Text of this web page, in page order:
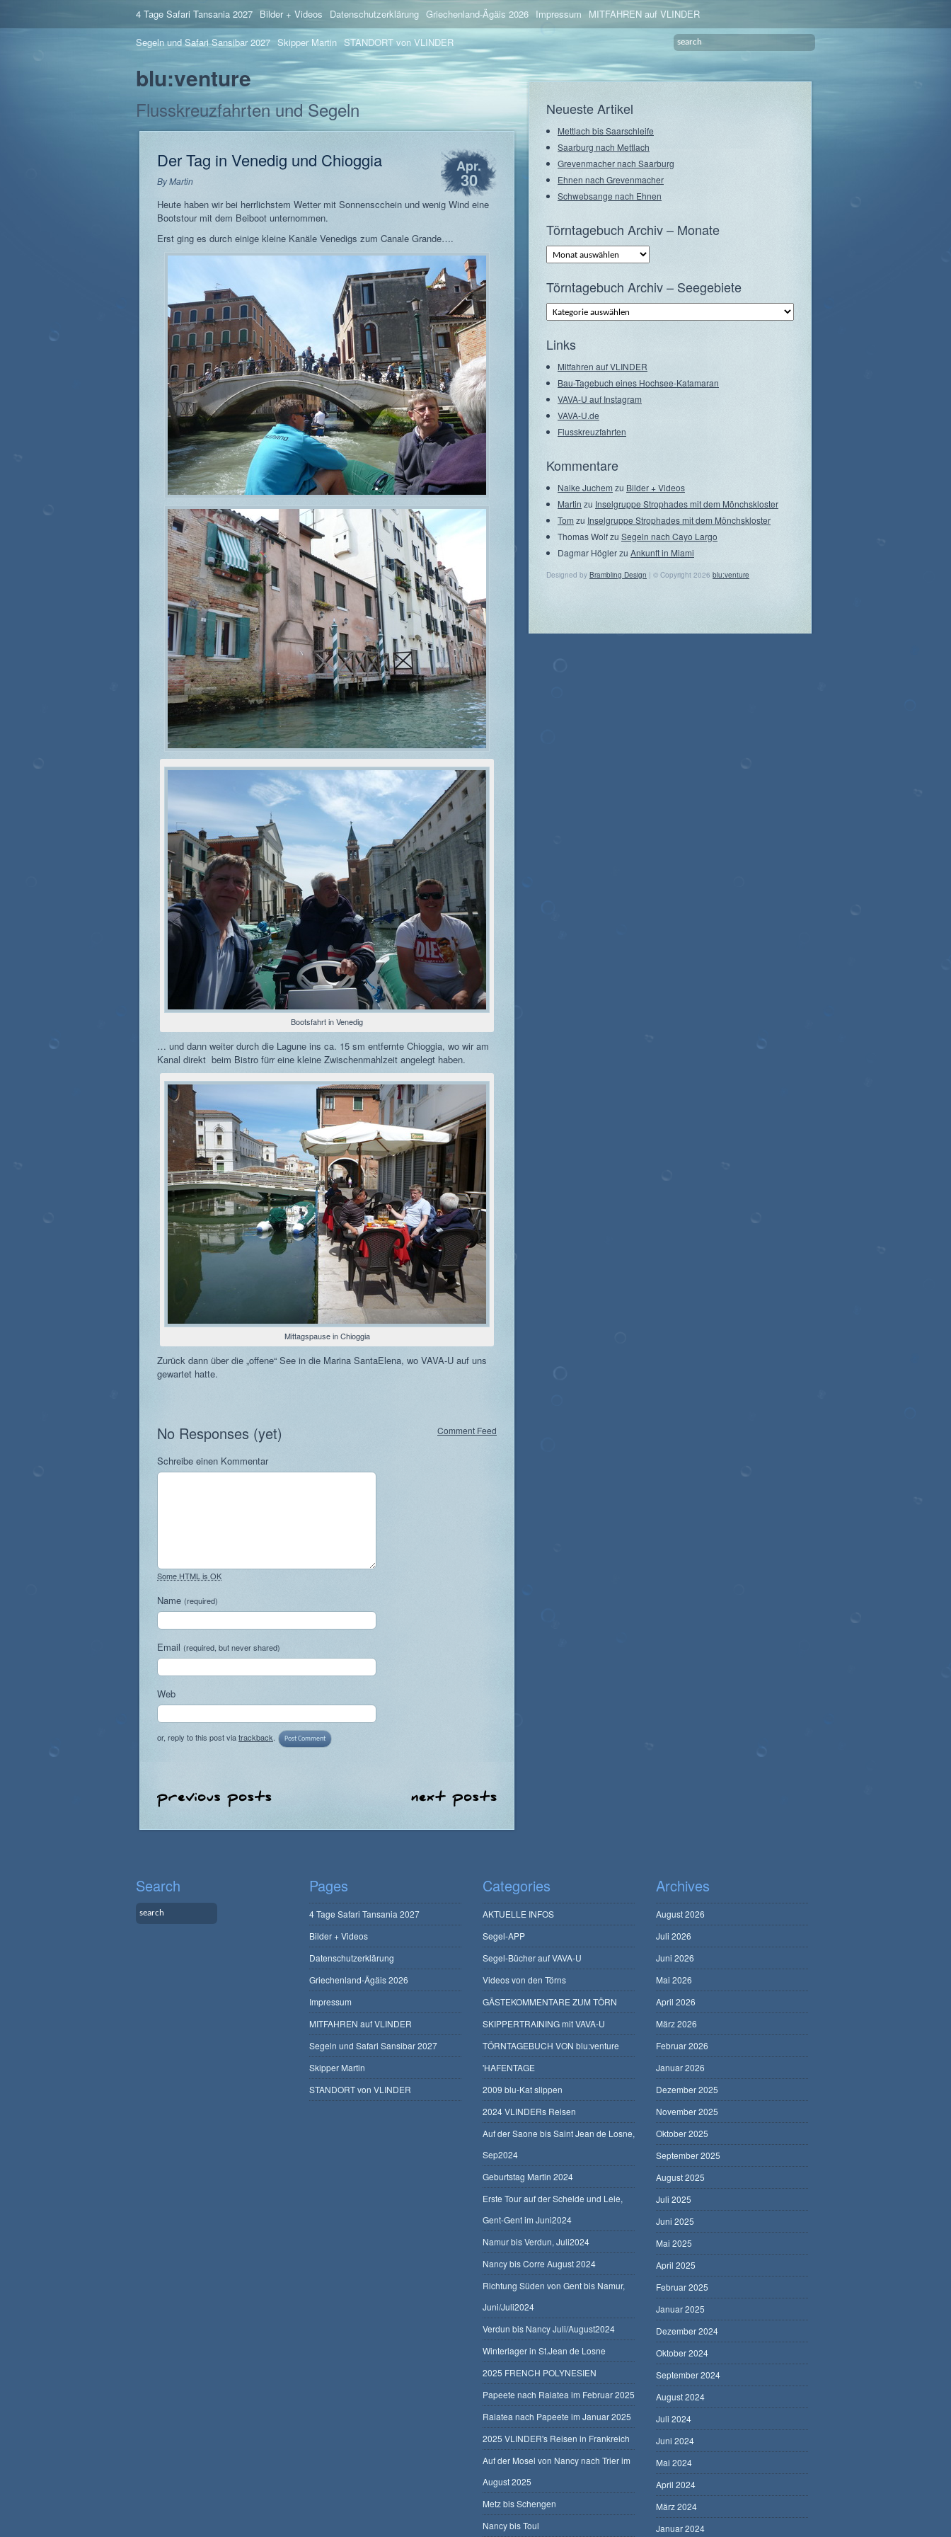
4 Tage Safari Tansania 2027 Bilder + Videos Datenschutzerklärung Griechenland-Ägäis 2026 Impressum MITFAHREN auf VLINDER
Segeln und Safari Sansibar 2027 Skipper Martin STANDORT von VLINDER
blu:venture
Flusskreuzfahrten und Segeln
Der Tag in Venedig und Chioggia
ByMartin
Apr.
30
Heute haben wir bei herrlichstem Wetter mit Sonnenscchein und wenig Wind eine
Bootstour mit dem Beiboot unternommen.
Erst ging es durch einige kleine Kanäle Venedigs zum Canale Grande….
Bootsfahrt in Venedig
… und dann weiter durch die Lagune ins ca. 15 sm entfernte Chioggia, wo wir am
Kanal direkt beim Bistro fürr eine kleine Zwischenmahlzeit angelegt haben.
Mittagspause in Chioggia
Zurück dann über die „offene“ See in die Marina SantaElena, wo VAVA-U auf uns
gewartet hatte.
Comment Feed
No Responses (yet)
Schreibe einen Kommentar
Some HTML is OK
Name (required)
Email (required, but never shared)
Web
or, reply to this post viatrackback.
Neueste Artikel
Mettlach bis Saarschleife
Saarburg nach Mettlach
Grevenmacher nach Saarburg
Ehnen nach Grevenmacher
Schwebsange nach Ehnen
Törntagebuch Archiv – Monate
Törntagebuch
Archiv
–
Törntagebuch Archiv – Seegebiete
Törntagebuch
Archiv
–
Links
Mitfahren auf VLINDER
Bau-Tagebuch eines Hochsee-Katamaran
VAVA-U auf Instagram
VAVA-U.de
Flusskreuzfahrten
Kommentare
Naike Juchemzu Bilder + Videos
Martin zu Inselgruppe Strophades mit dem Mönchskloster
Tom zu Inselgruppe Strophades mit dem Mönchskloster
Thomas Wolfzu Segeln nach Cayo Largo
Dagmar Höglerzu Ankunft in Miami
Designed by Brambling Design | © Copyright 2026 blu:venture
Search Pages
4 Tage Safari Tansania 2027
Bilder + Videos
Datenschutzerklärung
Griechenland-Ägäis 2026
Impressum
MITFAHREN auf VLINDER
Segeln und Safari Sansibar 2027
Skipper Martin
STANDORT von VLINDER
Categories
AKTUELLE INFOS
Segel-APP
Segel-Bücher auf VAVA-U
Videos von den Törns
GÄSTEKOMMENTARE ZUM TÖRN
SKIPPERTRAINING mit VAVA-U
TÖRNTAGEBUCH VON blu:venture
'HAFENTAGE
2009 blu-Kat slippen
2024 VLINDERs Reisen
Auf der Saone bis Saint Jean de Losne,
Sep2024
Geburtstag Martin 2024
Erste Tour auf der Schelde und Leie,
Gent-Gent im Juni2024
Namur bis Verdun, Juli2024
Nancy bis Corre August 2024
Richtung Süden von Gent bis Namur,
Juni/Juli2024
Verdun bis Nancy Juli/August2024
Winterlager in St.Jean de Losne
2025 FRENCH POLYNESIEN
Papeete nach Raiatea im Februar 2025
Raiatea nach Papeete im Januar 2025
2025 VLINDER's Reisen in Frankreich
Auf der Mosel von Nancy nach Trier im
August 2025
Metz bis Schengen
Nancy bis Toul
Archives
August 2026
Juli 2026
Juni 2026
Mai 2026
April 2026
März 2026
Februar 2026
Januar 2026
Dezember 2025
November 2025
Oktober 2025
September 2025
August 2025
Juli 2025
Juni 2025
Mai 2025
April 2025
Februar 2025
Januar 2025
Dezember 2024
Oktober 2024
September 2024
August 2024
Juli 2024
Juni 2024
Mai 2024
April 2024
März 2024
Januar 2024